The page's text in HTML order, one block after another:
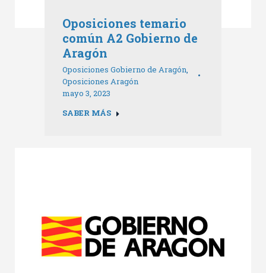
Oposiciones temario
común A2 Gobierno de
Aragón
Oposiciones Gobierno de Aragón,
Oposiciones Aragón
mayo 3, 2023
SABER MÁS